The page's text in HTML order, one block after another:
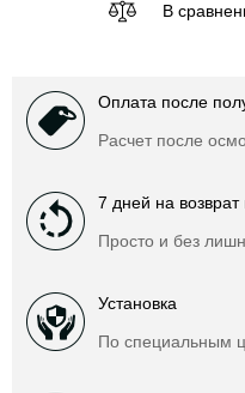
В
Оплата после
Расчет после
7 дней на
Просто и без
Установка
По специальным